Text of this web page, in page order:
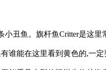
丑鱼。旗杆鱼Critter是这
谁能在这里看到黄色的,一